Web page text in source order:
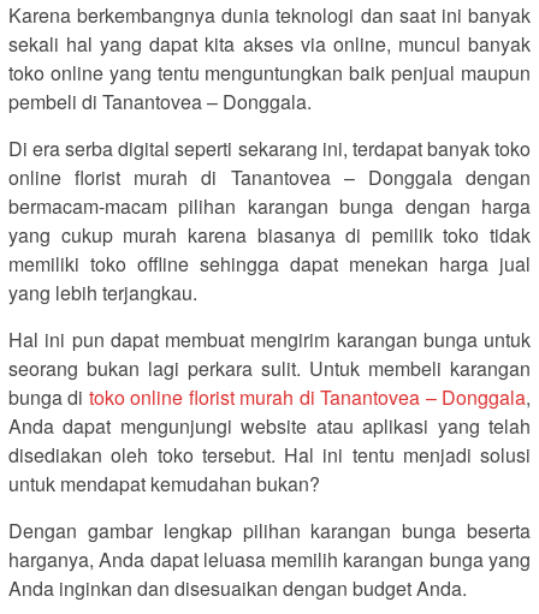
Karena berkembangnya dunia teknologi dan saat ini banyak
sekali hal yang dapat kita akses via online, muncul banyak
toko online yang tentu menguntungkan baik penjual maupun
pembeli di Tanantovea – Donggala.
Di era serba digital seperti sekarang ini, terdapat banyak toko
online florist murah di Tanantovea – Donggala dengan
bermacam-macam pilihan karangan bunga dengan harga
yang cukup murah karena biasanya di pemilik toko tidak
memiliki toko offline sehingga dapat menekan harga jual
yang lebih terjangkau.
Hal ini pun dapat membuat mengirim karangan bunga untuk
seorang bukan lagi perkara sulit. Untuk membeli karangan
bunga di toko online florist murah di Tanantovea – Donggala,
Anda dapat mengunjungi website atau aplikasi yang telah
disediakan oleh toko tersebut. Hal ini tentu menjadi solusi
untuk mendapat kemudahan bukan?
Dengan gambar lengkap pilihan karangan bunga beserta
harganya, Anda dapat leluasa memilih karangan bunga yang
Anda inginkan dan disesuaikan dengan budget Anda.